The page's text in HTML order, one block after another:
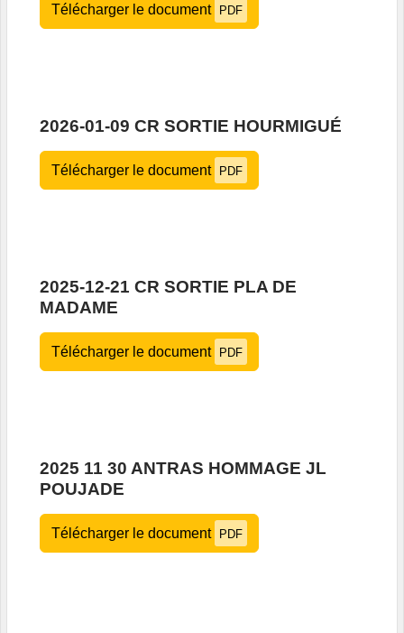
Télécharger le document PDF
2026-01-09 CR SORTIE HOURMIGUÉ
Télécharger le document PDF
2025-12-21 CR SORTIE PLA DE
MADAME
Télécharger le document PDF
2025 11 30 ANTRAS HOMMAGE JL
POUJADE
Télécharger le document PDF